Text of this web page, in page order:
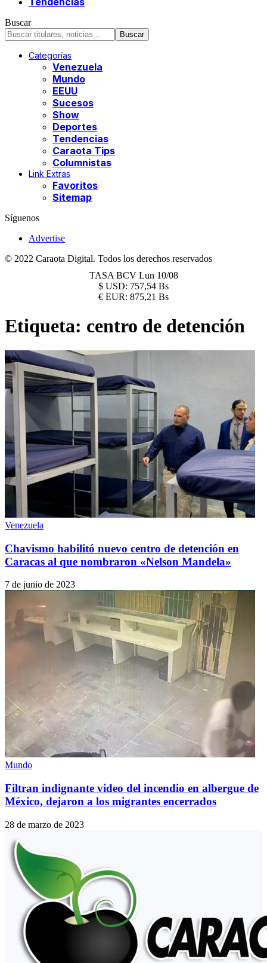
Buscar
Categorías
Venezuela
Mundo
EEUU
Sucesos
Show
Deportes
Tendencias
Caraota Tips
Columnistas
Link Extras
Favoritos
Sitemap
Síguenos
Advertise
© 2022 Caraota Digital. Todos los derechos reservados
TASA BCV Lun 10/08
$ USD: 757,54 Bs
€ EUR: 875,21 Bs
Etiqueta: centro de detención
Venezuela
Chavismo habilitó nuevo centro de detención en
Caracas al que nombraron «Nelson Mandela»
7 de junio de 2023
Mundo
Filtran indignante video del incendio en albergue de
México, dejaron a los migrantes encerrados
28 de marzo de 2023